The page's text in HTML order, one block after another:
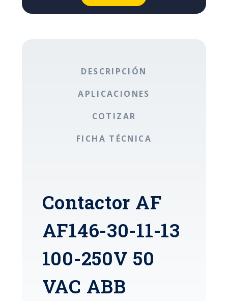
DESCRIPCIÓN
APLICACIONES
COTIZAR
FICHA TÉCNICA
Contactor AF
AF146-30-11-13
100-250V 50
VAC ABB